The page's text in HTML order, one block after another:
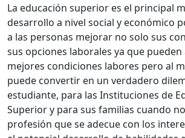
La educación superior es el principal
desarrollo a nivel social y económico
a las personas mejorar no solo sus
sus opciones laborales ya que pueden
mejores condiciones labores pero al
puede convertir en un verdadero
estudiante, para las Instituciones de
Superior y para sus familias cuando
profesión que se adecue con los